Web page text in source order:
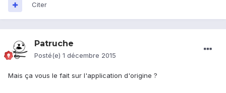
Citer
Patruche
Posté(e) 1 décembre 2015
Mais ça vous le fait sur l'application d'origine ?